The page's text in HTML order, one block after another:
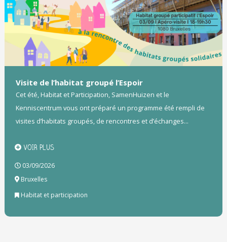
Visite de l’habitat groupé l’Espoir
Cet été, Habitat et Participation, SamenHuizen et le
Kenniscentrum vous ont préparé un programme été rempli de
visites d’habitats groupés, de rencontres et d’échanges...
VOIR PLUS
03/09/2026
Bruxelles
Habitat et participation